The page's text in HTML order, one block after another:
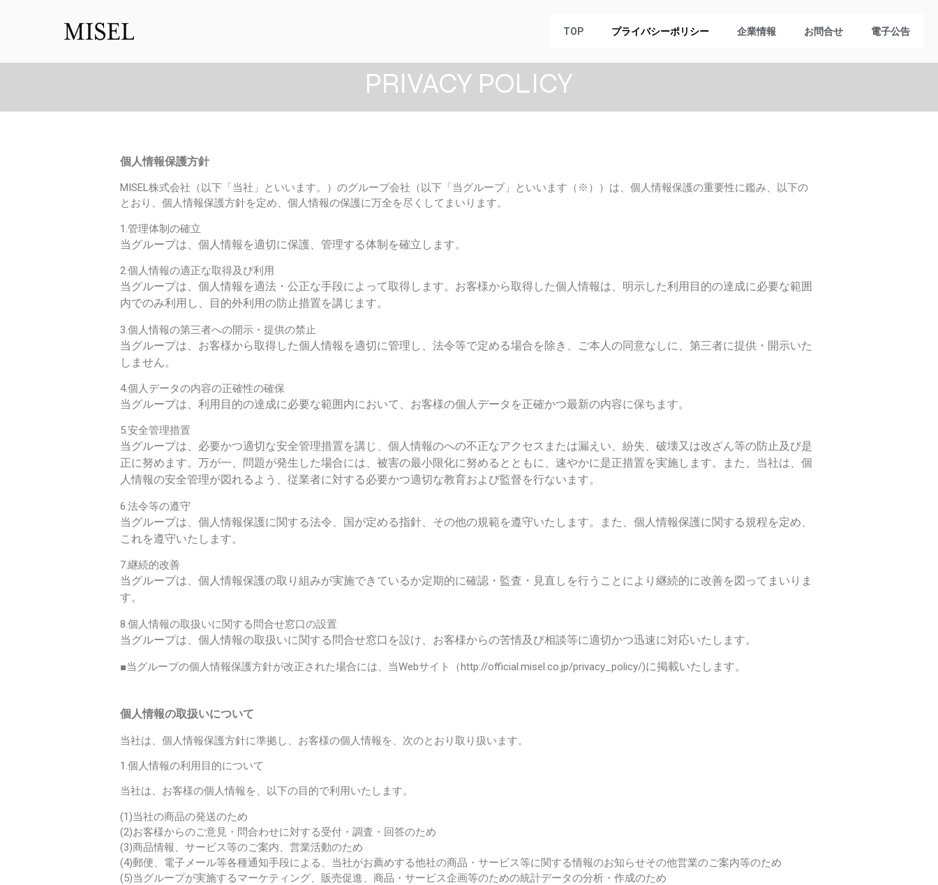
TOP プライバシーポリシー 企業情報 お問合せ 電子公告
PRIVACY POLICY
個人情報保護方針
MISEL株式会社（以下「当社」といいます。）のグループ会社（以下「当グループ」といいます（※））は、個人情報保護の重要性に鑑み、以下の
とおり、個人情報保護方針を定め、個人情報の保護に万全を尽くしてまいります。
1.管理体制の確立
当グループは、個人情報を適切に保護、管理する体制を確立します。
2.個人情報の適正な取得及び利用
当グループは、個人情報を適法・公正な手段によって取得します。お客様から取得した個人情報は、明示した利用目的の達成に必要な範囲
内でのみ利用し、目的外利用の防止措置を講じます。
3. 個人情報の第三者への開示・提供の禁止
当グループは、お客様から取得した個人情報を適切に管理し、法令等で定める場合を除き、ご本人の同意なしに、第三者に提供・開示いた
しません。
4.個人データの内容の正確性の確保
当グループは、利用目的の達成に必要な範囲内において、お客様の個人データを正確かつ最新の内容に保ちます。
5.安全管理措置
当グループは、必要かつ適切な安全管理措置を講じ、個人情報のへの不正なアクセスまたは漏えい、紛失、破壊又は改ざん等の防止及び是
正に努めます。万が一、問題が発生した場合には、被害の最小限化に努めるとともに、速やかに是正措置を実施します。また、当社は、個
人情報の安全管理が図れるよう、従業者に対する必要かつ適切な教育および監督を行ないます。
6.法令等の遵守
当グループは、個人情報保護に関する法令、国が定める指針、その他の規範を遵守いたします。また、個人情報保護に関する規程を定め、
これを遵守いたします。
7.継続的改善
当グループは、個人情報保護の取り組みが実施できているか定期的に確認・監査・見直しを行うことにより継続的に改善を図ってまいりま
す。
8. 個人情報の取扱いに関する問合せ窓口の設置
当グループは、個人情報の取扱いに関する問合せ窓口を設け、お客様からの苦情及び相談等に適切かつ迅速に対応いたします。
■当グループの個人情報保護方針が改正された場合には、当Webサイト（http://official.misel.co.jp/privacy_policy/)に掲載いたします。
個人情報の取扱いについて
当社は、個人情報保護方針に準拠し、お客様の個人情報を、次のとおり取り扱います。
1.個人情報の利用目的について
当社は、お客様の個人情報を、以下の目的で利用いたします。
(1)当社の商品の発送のため
(2)お客様からのご意見・問合わせに対する受付・調査・回答のため
(3)商品情報、サービス等のご案内、営業活動のため
(4)郵便、電子メール等各種通知手段による、当社がお薦めする他社の商品・サービス等に関する情報のお知らせその他営業のご案内等のため
(5)当グループが実施するマーケティング、販売促進、商品・サービス企画等のための統計データの分析・作成のため